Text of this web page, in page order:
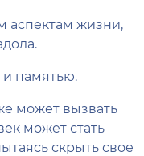
аспектам жизни,
памятью.
может вызвать
может стать
скрыть свое